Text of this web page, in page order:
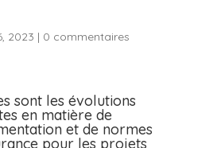
2023 | 0 commentaires
sont les évolutions
en matière de
et de normes
pour les projets